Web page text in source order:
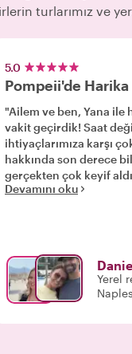
turlarımız ve
5.0
Pompeii'de
"Ailem ve ben, Yana
vakit geçirdik! Saat
ihtiyaçlarımıza karşı
hakkında son derece
gerçekten çok keyif
Devamını oku
Yerel